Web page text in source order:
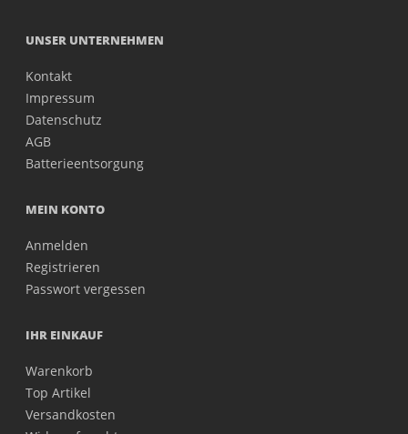
UNSER UNTERNEHMEN
Kontakt
Impressum
Datenschutz
AGB
Batterieentsorgung
MEIN KONTO
Anmelden
Registrieren
Passwort vergessen
IHR EINKAUF
Warenkorb
Top Artikel
Versandkosten